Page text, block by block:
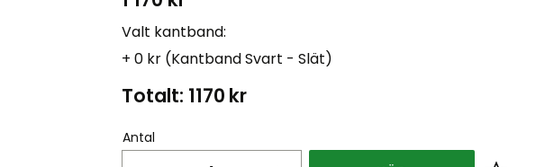
Valt kantband:
+ 0 kr (Kantband Svart - Slät)
Totalt: 1170 kr
Antal